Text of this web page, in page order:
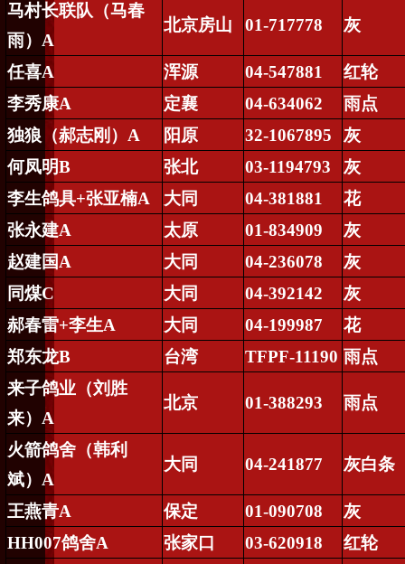
马村长联队（马春
雨） A
北京房山 01-717778 灰
任喜A 浑源 04-547881
红轮
李秀康A 定襄 04-634062
雨点
独狼（郝志刚） A 阳原 32-1067895
灰
何凤明B 张北 03-1194793
灰
李生鸽具+张亚楠A 大同 04-381881
花
张永建A 太原 01-834909
灰
赵建国A 大同 04-236078
灰
同煤C 大同 04-392142
灰
郝春雷+李生A 大同 04-199987
花
郑东龙B 台湾 TFPF-11190 雨点
来子鸽业（刘胜
来） A
北京 01-388293 雨点
火箭鸽舍（韩利
斌） A
大同 04-241877 灰白条
王燕青A 保定 01-090708
灰
HH007鸽舍A 张家口 03-620918
红轮